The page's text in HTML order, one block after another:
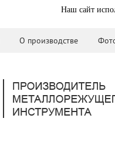
Наш сайт
О производстве